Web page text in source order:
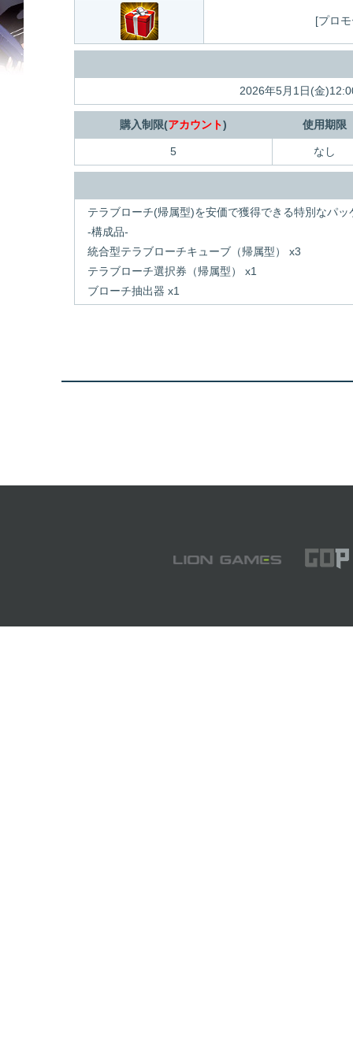
[プロ
2026年5月1日(金
購入制限(アカウント) 使用期限
5 なし
テラブローチ(帰属型)を安価で獲得できる特別なパッ
-構成品-
統合型テラブローチキューブ（帰属型） x3
テラブローチ選択券（帰属型） x1
ブローチ抽出器 x1